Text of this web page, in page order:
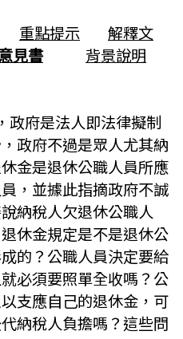
重點提示
解釋文
見書
背景說明
政府是法人即法律擬制
政府不過是眾人尤其納
金是退休公職人員所應
，並據此指摘政府不誠
納稅人欠退休公職人
休金規定是不是退休公
的？公職人員決定要給
必須要照單全收嗎？公
支應自己的退休金，可
納稅人負擔嗎？這些問